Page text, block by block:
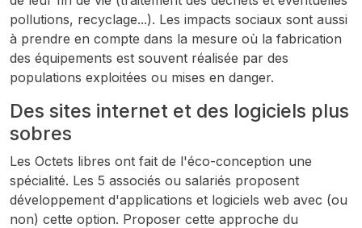
pollutions, recyclage...). Les impacts sociaux sont aussi
à prendre en compte dans la mesure où la fabrication
des équipements est souvent réalisée par des
populations exploitées ou mises en danger.
Des sites internet et des logiciels plus
sobres
Les Octets libres ont fait de l'éco-conception une
spécialité. Les 5 associés ou salariés proposent
développement d'applications et logiciels web avec (ou
non) cette option. Proposer cette approche du